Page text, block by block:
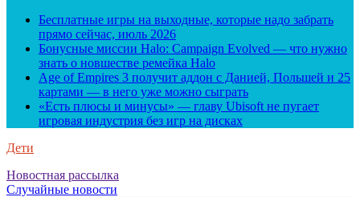
Бесплатные игры на выходные, которые надо забрать
прямо сейчас, июль 2026
Бонусные миссии Halo: Campaign Evolved — что нужно
знать о новшестве ремейка Halo
Age of Empires 3 получит аддон с Данией, Польшей и 25
картами — в него уже можно сыграть
«Есть плюсы и минусы» — главу Ubisoft не пугает
игровая индустрия без игр на дисках
Дети
Новостная рассылка
Случайные новости